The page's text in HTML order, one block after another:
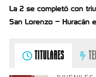
La 2 se completó con
San Lorenzo – Huracán
TITULARES